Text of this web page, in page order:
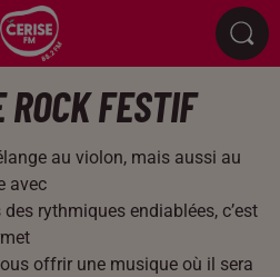
FESTIF
au violon, mais aussi au
avec
rythmiques endiablées, c’est
offrir une musique où il sera